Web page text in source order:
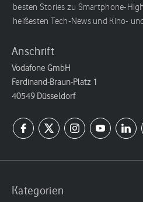
besten Stories zu Smartphone-
heißesten Tech-News und Kino-
Anschrift
Vodafone GmbH
Ferdinand-Braun-Platz 1
40549 Düsseldorf
Kategorien